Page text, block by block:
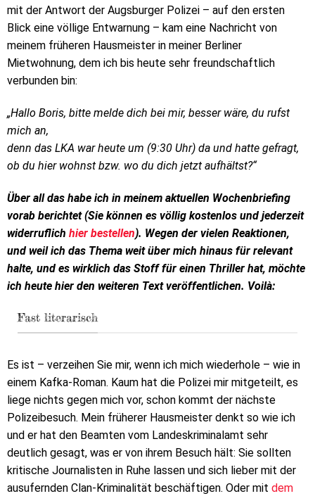
mit der Antwort der Augsburger Polizei – auf den ersten
Blick eine völlige Entwarnung – kam eine Nachricht von
meinem früheren Hausmeister in meiner Berliner
Mietwohnung, dem ich bis heute sehr freundschaftlich
verbunden bin:
„Hallo Boris, bitte melde dich bei mir, besser wäre, du rufst
mich an,
denn das LKA war heute um (9:30 Uhr) da und hatte gefragt,
ob du hier wohnst bzw. wo du dich jetzt aufhältst?“
Über all das habe ich in meinem aktuellen Wochenbriefing
vorab berichtet (Sie können es völlig kostenlos und jederzeit
widerruflich hier bestellen). Wegen der vielen Reaktionen,
und weil ich das Thema weit über mich hinaus für relevant
halte, und es wirklich das Stoff für einen Thriller hat, möchte
ich heute hier den weiteren Text veröffentlichen. Voilà:
Fast literarisch
Es ist – verzeihen Sie mir, wenn ich mich wiederhole – wie in
einem Kafka-Roman. Kaum hat die Polizei mir mitgeteilt, es
liege nichts gegen mich vor, schon kommt der nächste
Polizeibesuch. Mein früherer Hausmeister denkt so wie ich
und er hat den Beamten vom Landeskriminalamt sehr
deutlich gesagt, was er von ihrem Besuch hält: Sie sollten
kritische Journalisten in Ruhe lassen und sich lieber mit der
ausufernden Clan-Kriminalität beschäftigen. Oder mit dem